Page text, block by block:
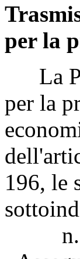
per la
La
per la
196, le
n.